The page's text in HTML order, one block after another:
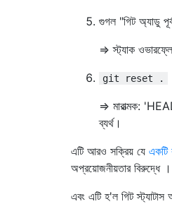
গুগল "গিট অ্যাডু
=> স্ট্যাক
git reset .
=> মারাত্মক:
ব্যর্থ।
এটি আরও সক্রিয় যে
অপ্রয়োজনীয়তার বিরুদ্ধে ।
এবং এটি হ'ল গিট স্ট্যাটাস